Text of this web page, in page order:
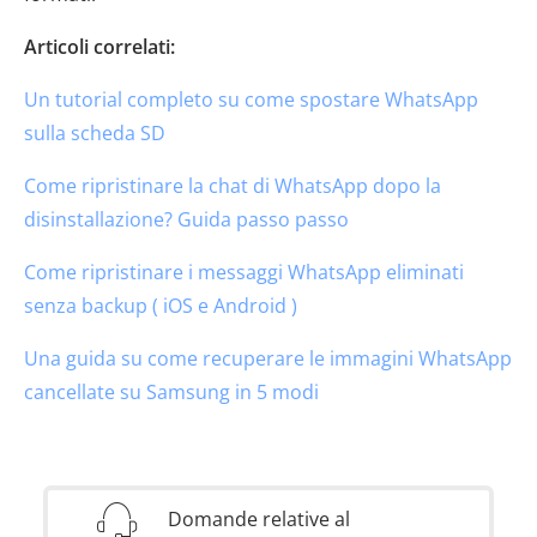
Articoli correlati:
Un tutorial completo su come spostare WhatsApp
sulla scheda SD
Come ripristinare la chat di WhatsApp dopo la
disinstallazione? Guida passo passo
Come ripristinare i messaggi WhatsApp eliminati
senza backup ( iOS e Android )
Una guida su come recuperare le immagini WhatsApp
cancellate su Samsung in 5 modi
Domande relative al